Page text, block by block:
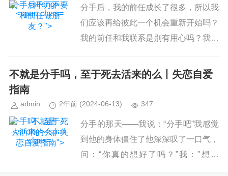
分手后千万不要
和前任做朋
友？">
分手后，我的前任成长了很多，所以我
们应该再给彼此一个机会重新开始吗？
我的前任和我联系是别有用心吗？我的
我们现在只是朋友关系，我这么做有错
不就是分手吗，至于死去活来的么丨失恋自爱
指南
admin 2年前 (2024-06-13) 347
分手吗，至于死
去活来的么丨失
恋自爱指南">
分手的那天——我说：“分手吧”我感觉
到他的身体僵住了他深深叹了一口气，
问：“你真的想好了吗？”我："想好